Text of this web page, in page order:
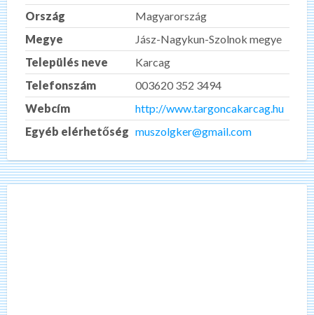
Ország
Magyarország
Megye
Jász-Nagykun-Szolnok megye
Település neve
Karcag
Telefonszám
003620 352 3494
Webcím
http://www.targoncakarcag.hu
Egyéb elérhetőség muszolgker@gmail.com